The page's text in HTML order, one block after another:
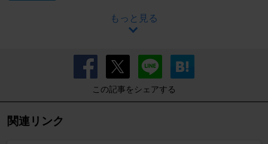
もっと見る
この記事をシェアする
関連リンク